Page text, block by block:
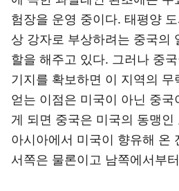
험장을 운영 중이다. 태평양
상 강자로 부상하려는 중국의
할을 해주고 있다. 그러나 중
기지를 확보하면 이 지역의 무
얻는 이점은 미국이 아닌 중국
게 되면 중국은 미국의 동맹
아시아에서 미국이 향유해 온
서쪽은 물론이고 남쪽에서부